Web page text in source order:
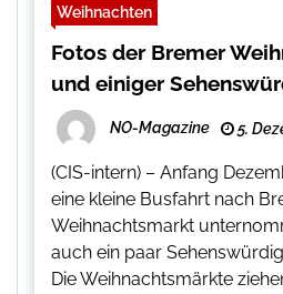
Weihnachten
Fotos der Bremer
und einiger
NO-Magazine 5.
(CIS-intern) – Anfang
eine kleine Busfahrt nach
Weihnachtsmarkt
auch ein paar
Die Weihnachtsmärkte